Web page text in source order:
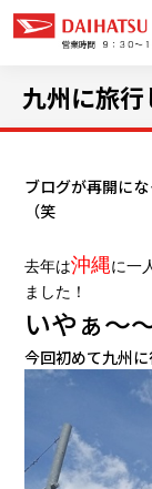
九州に旅行
ブログが再開に
（笑
去年は沖縄に一
ました！
いやぁ～
今回初めて九州